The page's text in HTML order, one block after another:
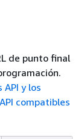
de punto final
y los
API compatibles